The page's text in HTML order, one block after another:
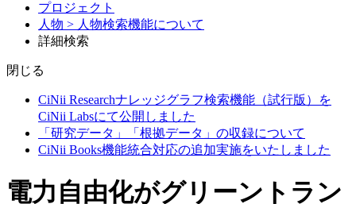
プロジェクト
人物 > 人物検索機能について
詳細検索
閉じる
CiNii Researchナレッジグラフ検索機能（試行版）を
CiNii Labsにて公開しました
「研究データ」「根拠データ」の収録について
CiNii Books機能統合対応の追加実施をいたしました
電力自由化がグリーントラン